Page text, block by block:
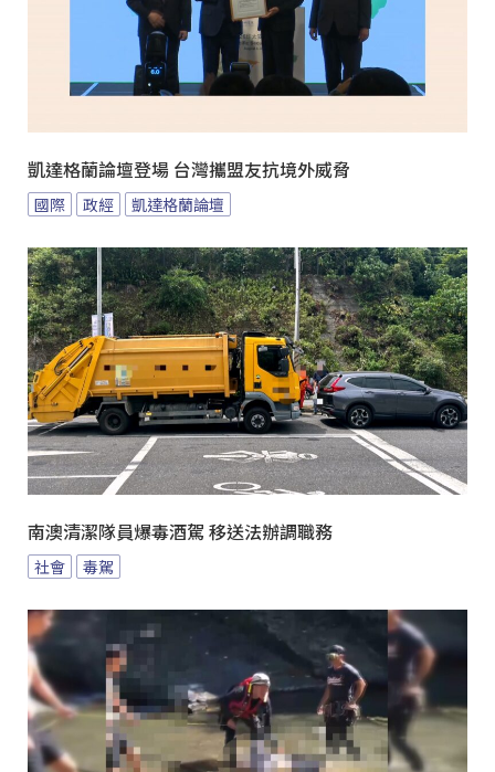
凱達格蘭論壇登場 台灣攜盟友抗境外威脅
國際 政經 凱達格蘭論壇
南澳清潔隊員爆毒酒駕 移送法辦調職務
社會 毒駕